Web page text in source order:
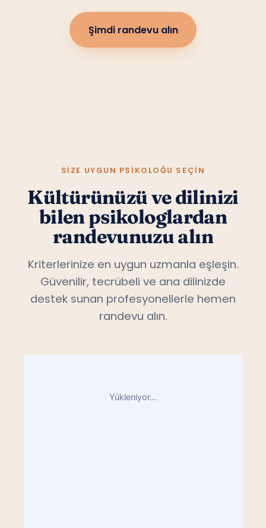
Şimdi randevu alın
SIZE UYGUN PSIKOLOĞU SEÇIN
Kültürünüzü ve dilinizi
bilen psikologlardan
randevunuzu alın
Kriterlerinize en uygun uzmanla eşleşin.
Güvenilir, tecrübeli ve ana dilinizde
destek sunan profesyonellerle hemen
randevu alın.